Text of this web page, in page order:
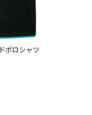
ポロシャツ